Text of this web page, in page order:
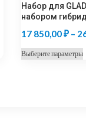
Набор для
набором
17 850,00₽ –
Выберите параметры